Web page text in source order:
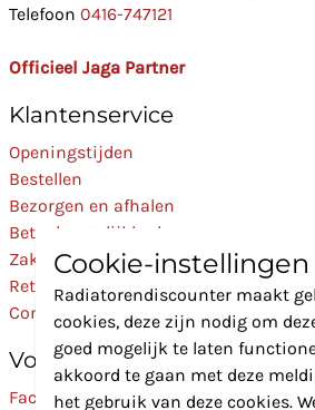
Telefoon 0416-747121
Officieel Jaga Partner
Klantenservice
Openingstijden
Bestellen
Bezorgen en afhalen
Betaalmogelijkheden
Zakelijk
Retourneren
Contact
Volg Ons
Facebook
Cookie-instellingen
Radiatorendiscounter maakt
cookies, deze zijn nodig om
goed mogelijk te laten
akkoord te gaan met deze
het gebruik van deze cookies.